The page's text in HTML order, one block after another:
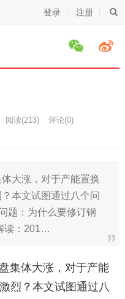
登录 注册
阅读(213) 评论(0)
大涨，对于产能置换
本文试图通过八个问
题：为什么要修订钢
读：201…
集体大涨，对于产能
烈？本文试图通过八